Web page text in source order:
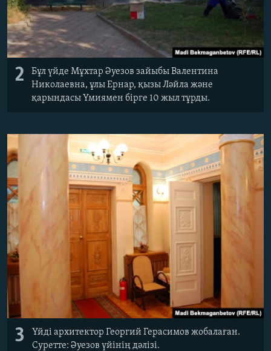
2
Бұл үйде Мұхтар Әуезов зайыбы Валентина
Николаевна, ұлы Ернар, қызы Ләйла және
қарындасы Үмиямен бірге 10 жыл тұрды.
3
Үйді архитектор Георгий Герасимов жобалаған.
Суретте: Әуезов үйінің дәлізі.